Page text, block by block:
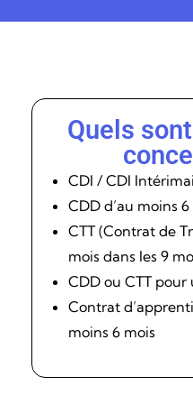
Quels
CDI / CDI
CDD d’au moins 6
CTT (Contrat de
mois dans les 9
CDD ou CTT pour
Contrat
moins 6 mois